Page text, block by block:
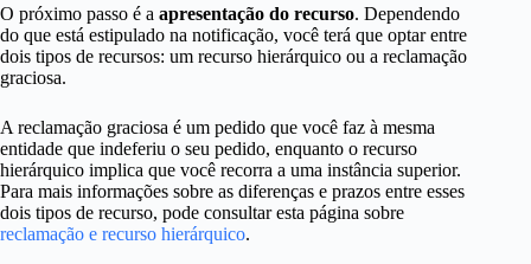
O próximo passo é a apresentação do recurso. Dependendo
do que está estipulado na notificação, você terá que optar entre
dois tipos de recursos: um recurso hierárquico ou a reclamação
graciosa.
A reclamação graciosa é um pedido que você faz à mesma
entidade que indeferiu o seu pedido, enquanto o recurso
hierárquico implica que você recorra a uma instância superior.
Para mais informações sobre as diferenças e prazos entre esses
dois tipos de recurso, pode consultar esta página sobre
reclamação e recurso hierárquico.